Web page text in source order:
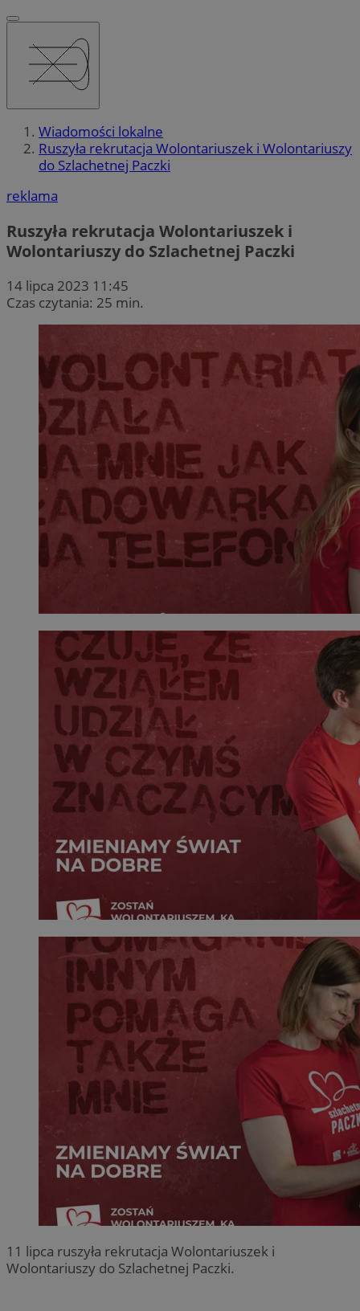
Wiadomości lokalne
Ruszyła rekrutacja Wolontariuszek i Wolontariuszy
do Szlachetnej Paczki
reklama
Ruszyła rekrutacja Wolontariuszek i
Wolontariuszy do Szlachetnej Paczki
14 lipca 2023 11:45
Czas czytania: 25 min.
11 lipca ruszyła rekrutacja Wolontariuszek i
Wolontariuszy do Szlachetnej Paczki.